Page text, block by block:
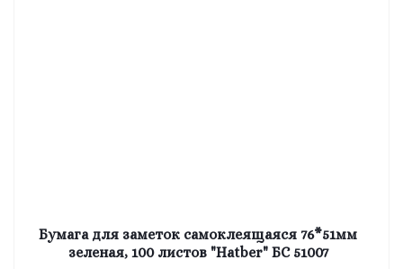
Бумага для заметок самоклеящаяся 76*51мм
зеленая, 100 листов "Hatber" БС 51007